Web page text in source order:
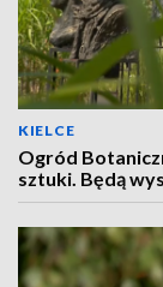
KIELCE
Ogród
sztuki. Będą